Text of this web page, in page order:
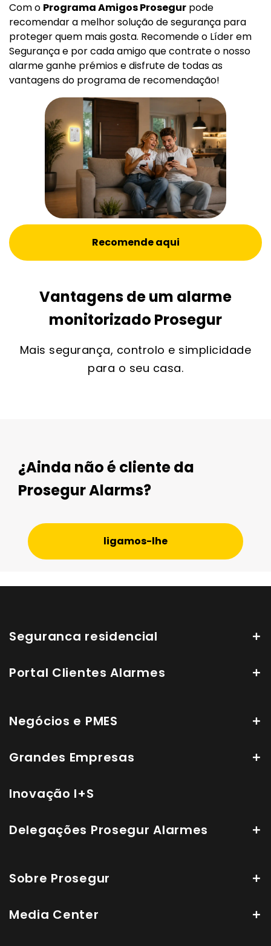
Com o Programa Amigos Prosegur pode
recomendar a melhor solução de segurança para
proteger quem mais gosta. Recomende o Líder em
Segurança e por cada amigo que contrate o nosso
alarme ganhe prémios e disfrute de todas as
vantagens do programa de recomendação!
Recomende aqui
Vantagens de um alarme
monitorizado Prosegur
Mais segurança, controlo e simplicidade
para o seu casa.
¿Ainda não é cliente da
Prosegur Alarms?
ligamos-lhe
Seguranca residencial
Portal Clientes Alarmes
Negócios e PMES
Grandes Empresas
Inovação I+S
Delegações Prosegur Alarmes
Sobre Prosegur
Media Center